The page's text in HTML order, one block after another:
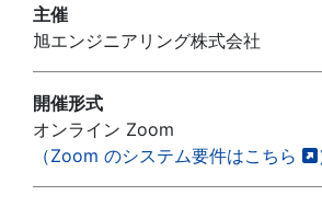
主催
旭エンジニアリング株式会社
開催形式
オンライン Zoom
（Zoom のシステム要件はこちら